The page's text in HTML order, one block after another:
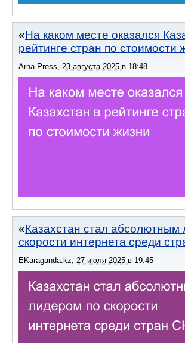
На каком месте оказался
рейтинге стран по стоимости
Arna Press, 23 августа 2025 в 18:48
Казахстан стал абсолютным
скорости интернета среди
EKaraganda.kz 27 июля 2025 в 19:45